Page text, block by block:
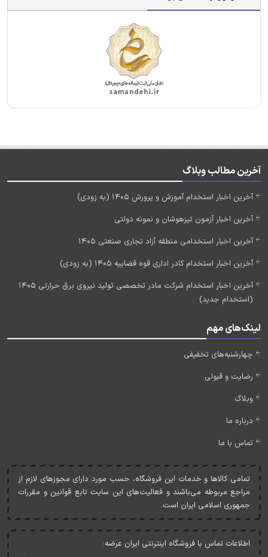
آخرین مطالب وبلاگ
آخرین اخبار استخدام آموزش و پرورش 1405 (به زودی)
آخرین اخبار آزمون تیزهوشان و نمونه دولتی
آخرین اخبار استخدامی منطقه آزاد تجاری صنعتی 1405
آخرین اخبار استخدام کادر اداری قوه قضاییه 1405 (به زودی)
آخرین اخبار استخدام شرکت مادر تخصصی تولید نیروی برق حرارتی 1405
(استخدام جدید)
لینک‌های مهم
چهارشنبه‌های تخفیفی
رضایت و قبولی
وبلاگ
درباره ما
تماس با ما
تمامی کالاها و خدمات اين فروشگاه، حسب مورد دارای مجوزهای لازم از
مراجع مربوطه می‌باشند و فعاليت‌های اين سايت تابع قوانين و مقررات
جمهوری اسلامی ايران است.
اطلاعات تماس با فروشگاه اینترنتی ایران عرضه: